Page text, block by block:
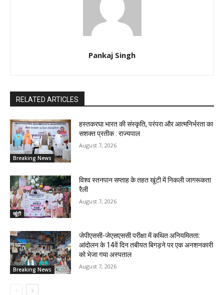
Pankaj Singh
RELATED ARTICLES
Breaking News
हस्तकरघा भारत की संस्कृति, परंपरा और आत्मनिर्भरता का
सशक्त प्रतीक : राज्यपाल
August 7, 2026
खूंटी
विश्व स्तनपान सप्ताह के तहत खूंटी में निकली जागरूकता
रैली
August 7, 2026
Breaking News
जेपीएससी-जेएसएससी परीक्षा में कथित अनियमितता:
आंदोलन के 14वें दिन तबीयत बिगड़ने पर एक अनशनकारी
को भेजा गया अस्पताल
August 7, 2026